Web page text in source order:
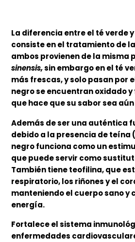
La diferencia entre el té verde
consiste en el tratamiento de
ambos provienen de la misma
sinensis,sin embargo en el té
más frescas, y solo pasan por
negro se encuentran oxidado
que hace que su sabor sea
Además de ser una auténtica
debido a la presencia de teína
negro funciona como un
que puede servir como
También tiene teofilina, que
respiratorio, los riñones y el
manteniendo el cuerpo sano y
energía.
Fortalece el sistema
enfermedades